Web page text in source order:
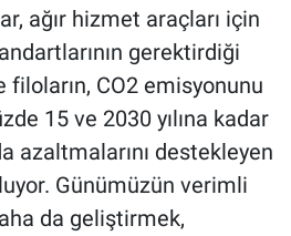
ağır hizmet araçları için
gerektirdiği
filoların, CO2 emisyonunu
15 ve 2030 yılına kadar
azaltmalarını destekleyen
Günümüzün verimli
da geliştirmek,